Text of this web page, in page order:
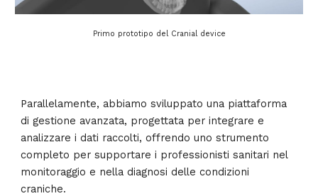
Primo prototipo del Cranial device
Parallelamente, abbiamo sviluppato una piattaforma
di gestione avanzata, progettata per integrare e
analizzare i dati raccolti, offrendo uno strumento
completo per supportare i professionisti sanitari nel
monitoraggio e nella diagnosi delle condizioni
craniche.